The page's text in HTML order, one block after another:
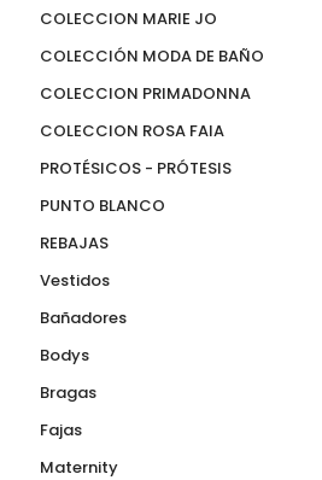
COLECCION MARIE JO
COLECCIÓN MODA DE BAÑO
COLECCION PRIMADONNA
COLECCION ROSA FAIA
PROTÉSICOS - PRÓTESIS
PUNTO BLANCO
REBAJAS
Vestidos
Bañadores
Bodys
Bragas
Fajas
Maternity